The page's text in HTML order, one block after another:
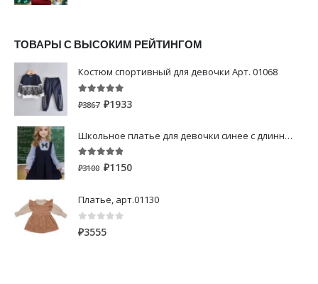
ТОВАРЫ С ВЫСОКИМ РЕЙТИНГОМ
Костюм спортивный для девочки Арт. 01068
out of 5
₽3867 ₽1933
Школьное платье для девочки синее с длинным рукавом
out of 5
₽3100 ₽1150
Платье, арт.01130
0out of 5
₽3555